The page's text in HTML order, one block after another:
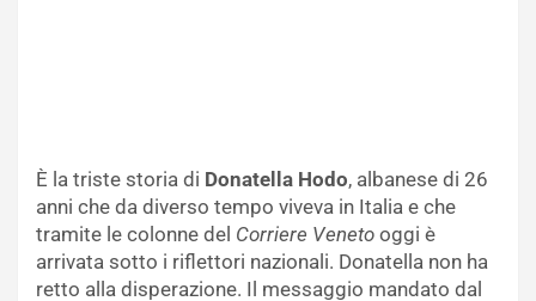
È la triste storia di Donatella Hodo, albanese di 26
anni che da diverso tempo viveva in Italia e che
tramite le colonne del Corriere Veneto oggi è
arrivata sotto i riflettori nazionali. Donatella non ha
retto alla disperazione. Il messaggio mandato dal